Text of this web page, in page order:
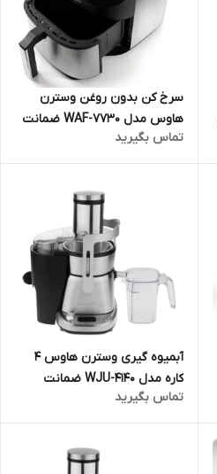
سرخ کن بدون روغن وسترن
هاوس مدل WAF-7730 ضمانت
اصالت کالا و ارسال فوری و رایگان
گارانتی 18 ماهه مارکو تجارت
تماس بگیرید
آبمیوه گیری وسترن هاوس 4
کاره مدل WJU-4140 ضمانت
اصالت کالا و ارسال فوری و رایگان
گارانتی 18 ماهه مارکو تجارت
تماس بگیرید